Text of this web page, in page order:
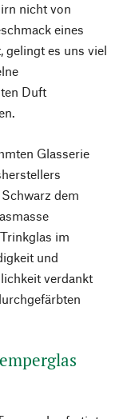
nicht von
eines
gelingt es uns viel
Duft
Glasserie
dem
im
und
verdankt